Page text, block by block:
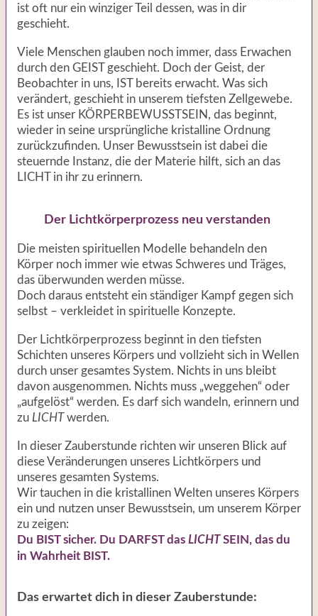
ist oft nur ein winziger Teil dessen, was in dir
geschieht.
Viele Menschen glauben noch immer, dass Erwachen
durch den GEIST geschieht. Doch der Geist, der
Beobachter in uns, IST bereits erwacht. Was sich
verändert, geschieht in unserem tiefsten Zellgewebe.
Es ist unser KÖRPERBEWUSSTSEIN, das beginnt,
wieder in seine ursprüngliche kristalline Ordnung
zurückzufinden. Unser Bewusstsein ist dabei die
steuernde Instanz, die der Materie hilft, sich an das
LICHT in ihr zu erinnern.
Der Lichtkörperprozess neu verstanden
Die meisten spirituellen Modelle behandeln den
Körper noch immer wie etwas Schweres und Träges,
das überwunden werden müsse.
Doch daraus entsteht ein ständiger Kampf gegen sich
selbst – verkleidet in spirituelle Konzepte.
Der Lichtkörperprozess beginnt in den tiefsten
Schichten unseres Körpers und vollzieht sich in Wellen
durch unser gesamtes System. Nichts in uns bleibt
davon ausgenommen. Nichts muss „weggehen“ oder
„aufgelöst“ werden. Es darf sich wandeln, erinnern und
zu LICHTwerden.
In dieser Zauberstunde richten wir unseren Blick auf
diese Veränderungen unseres Lichtkörpers und
unseres gesamten Systems.
Wir tauchen in die kristallinen Welten unseres Körpers
ein und nutzen unser Bewusstsein, um unserem Körper
zu zeigen:
Du BIST sicher. Du DARFST das LICHTSEIN, das du
in Wahrheit BIST.
Das erwartet dich in dieser Zauberstunde: